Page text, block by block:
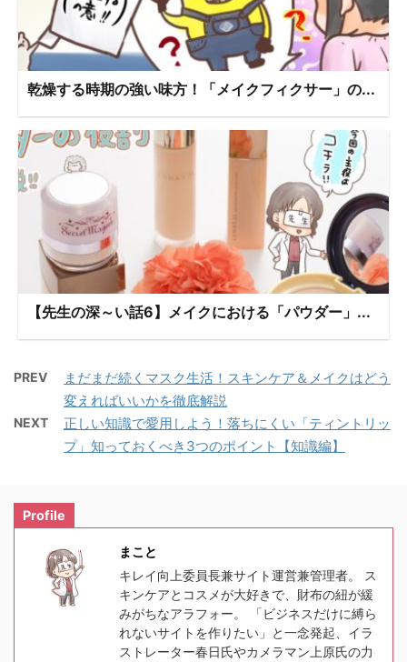
乾燥する時期の強い味方！「メイクフィクサー」の...
【先生の深～い話6】メイクにおける「パウダー」...
PREV
まだまだ続くマスク生活！スキンケア＆メイクはどう
変えればいいかを徹底解説
NEXT
正しい知識で愛用しよう！落ちにくい「ティントリッ
プ」知っておくべき3つのポイント【知識編】
Profile
まこと
キレイ向上委員長兼サイト運営兼管理者。 ス
キンケアとコスメが大好きで、財布の紐が緩
みがちなアラフォー。 「ビジネスだけに縛ら
れないサイトを作りたい」と一念発起、イラ
ストレーター春日氏やカメラマン上原氏の力